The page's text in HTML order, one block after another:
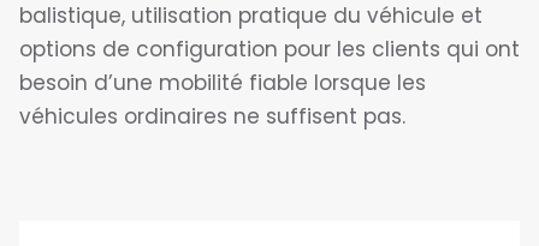
balistique, utilisation pratique du véhicule et
options de configuration pour les clients qui ont
besoin d’une mobilité fiable lorsque les
véhicules ordinaires ne suffisent pas.